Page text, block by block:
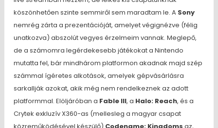
köszönhetően szinte semmiről sem maradtam le. A Sony
nemrég zárta a prezentációját, amelyet végignézve (félig
unatkozva) abszolút vegyes érzelmeim vannak. Meglepő,
de a számomra legérdekesebb játékokat a Nintendo
mutatta fel, bár mindhárom platformon akadnak majd szép
számmal ígéretes alkotások, amelyek gépvásárlásra
sarkallják azokat, akik még nem rendelkeznek az adott
platformmal. Elöljáróban a Fable III, a Halo: Reach, és a
Crytek exkluzív X360-as (mellesleg a magyar csapat